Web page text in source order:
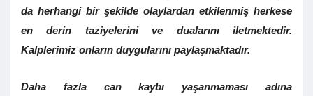
da herhangi bir şekilde olaylardan etkilenmiş herkese
en derin taziyelerini ve dualarını iletmektedir.
Kalplerimiz onların duygularını paylaşmaktadır.
Daha fazla can kaybı yaşanmaması adına